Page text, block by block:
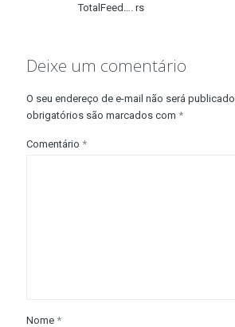
TotalFeed…. rs
Deixe um comentário
O seu endereço de e-mail não será publicado.
obrigatórios são marcados com *
Comentário *
Nome *